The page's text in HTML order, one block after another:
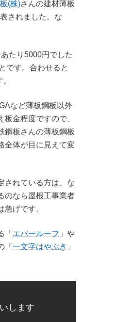
(株)さんの建材薄板
されました。な
たり5000円でした
です。合わせると
など薄板鋼板以外
金程度ですので、
鋼板さんの薄板鋼板
全体が目に見えて変
されている方は、な
のなら屋根工事業者
げです。
「 エバールーフ 」や
「 一文字はやぶき 」
します